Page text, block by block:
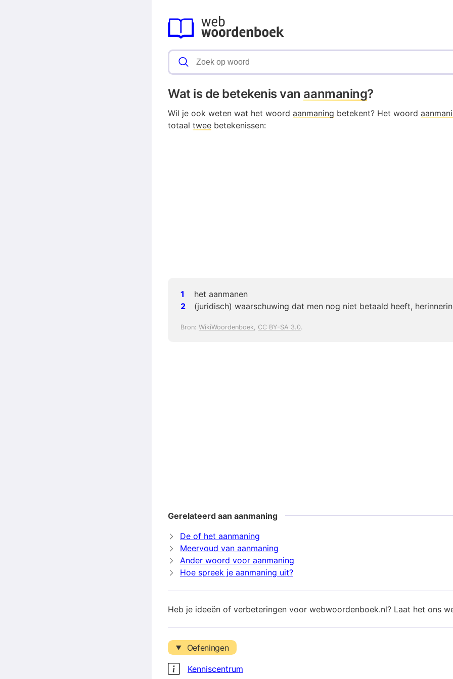
Wat is de betekenis van aanmaning?
Wil je ook weten wat het woord aanmaning betekent? Het woord
totaal twee betekenissen:
het aanmanen
(juridisch) waarschuwing dat men nog niet betaald heeft,
Bron: WikiWoordenboek, CC BY-SA 3.0.
Gerelateerd aan aanmaning
De of het aanmaning
Meervoud van aanmaning
Ander woord voor aanmaning
Hoe spreek je aanmaning uit?
Heb je ideeën of verbeteringen voor webwoordenboek.nl? Laat het ons
Oefeningen
Kenniscentrum